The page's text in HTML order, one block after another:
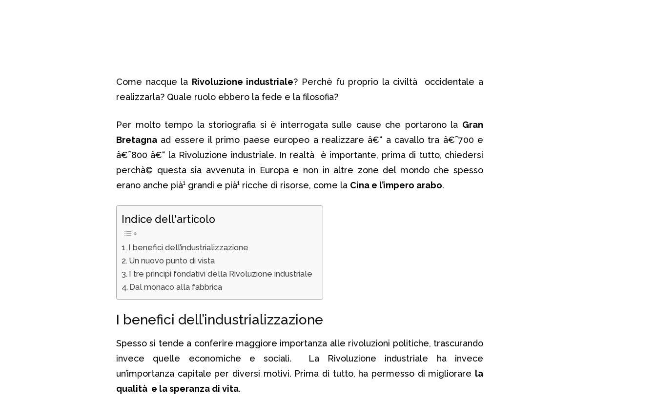
Come nacque la Rivoluzione industriale? Perchè fu proprio la civiltà occidentale a
realizzarla? Quale ruolo ebbero la fede e la filosofia?
Per molto tempo la storiografia si è interrogata sulle cause che portarono la Gran
Bretagna ad essere il primo paese europeo a realizzare â€“ a cavallo tra â€˜700 e
â€˜800 â€“ la Rivoluzione industriale. In realtà è importante, prima di tutto, chiedersi
perchà© questa sia avvenuta in Europa e non in altre zone del mondo che spesso
erano anche pià¹ grandi e pià¹ ricche di risorse, come la Cina e l’impero arabo.
Indice dell'articolo
I benefici dell’industrializzazione
Un nuovo punto di vista
I tre principi fondativi della Rivoluzione industriale
Dal monaco alla fabbrica
I benefici dell’industrializzazione
Spesso si tende a conferire maggiore importanza alle rivoluzioni politiche, trascurando
invece quelle economiche e sociali. La Rivoluzione industriale ha invece
un’importanza capitale per diversi motivi. Prima di tutto, ha permesso di migliorare la
qualità e la speranza di vita.